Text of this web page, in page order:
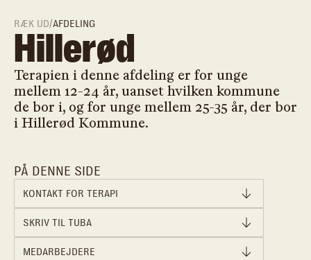
RÆK UD/AFDELING
Hillerød
Terapien i denne afdeling er for unge
mellem 12-24 år, uanset hvilken kommune
de bor i, og for unge mellem 25-35 år, der bor
i Hillerød Kommune.
PÅ DENNE SIDE
KONTAKT FOR TERAPI
SKRIV TIL TUBA
MEDARBEJDERE